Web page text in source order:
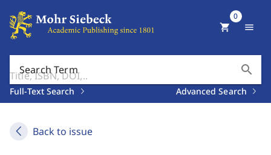
Search Term search
Full-Text Search Advanced Search
shopping_cart
0
menu
Back to issue